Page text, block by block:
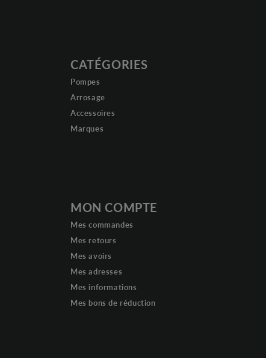
CATÉGORIES
Pompes
Arrosage
Accessoires
Marques
MON COMPTE
Mes commandes
Mes retours
Mes avoirs
Mes adresses
Mes informations
Mes bons de réduction